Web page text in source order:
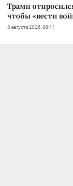
Трамп
чтобы «вести
8 августа 2026, 00:11